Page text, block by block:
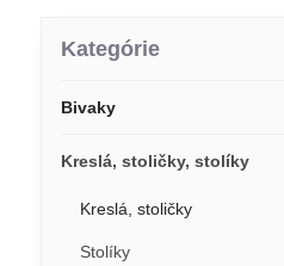
Kategórie
Bivaky
Kreslá, stoličky, stolíky
Kreslá, stoličky
Stolíky